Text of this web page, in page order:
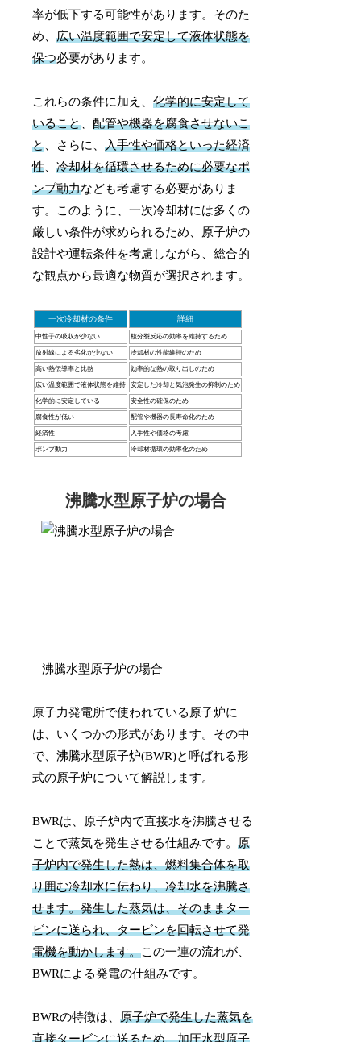
率が低下する可能性があります。そのた
め、広い温度範囲で安定して液体状態を
保つ必要があります。
これらの条件に加え、化学的に安定して
いること 、配管や機器を腐食させないこ
と 、さらに、入手性や価格といった経済
性 、冷却材を循環させるために必要なポ
ンプ動力なども考慮する必要がありま
す。このように、一次冷却材には多くの
厳しい条件が求められるため、原子炉の
設計や運転条件を考慮しながら、総合的
な観点から最適な物質が選択されます。
一次冷却材の条件 詳細
中性子の吸収が少ない 核分裂反応の効率を維持するため
放射線による劣化が少ない 冷却材の性能維持のため
高い熱伝導率と比熱 効率的な熱の取り出しのため
広い温度範囲で液体状態を維持 安定した冷却と気泡発生の抑制のため
化学的に安定している 安全性の確保のため
腐食性が低い 配管や機器の長寿命化のため
経済性 入手性や価格の考慮
ポンプ動力 冷却材循環の効率化のため
沸騰水型原子炉の場合
– 沸騰水型原子炉の場合
原子力発電所で使われている原子炉に
は、いくつかの形式があります。その中
で、沸騰水型原子炉(BWR)と呼ばれる形
式の原子炉について解説します。
BWRは、原子炉内で直接水を沸騰させる
ことで蒸気を発生させる仕組みです。原
子炉内で発生した熱は、燃料集合体を取
り囲む冷却水に伝わり、冷却水を沸騰さ
せます。発生した蒸気は、そのままター
ビンに送られ、タービンを回転させて発
電機を動かします。この一連の流れが、
BWRによる発電の仕組みです。
BWRの特徴は、原子炉で発生した蒸気を
直接タービンに送るため、加圧水型原子